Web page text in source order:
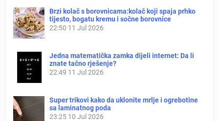
Brzi kolač s borovnicama:kolač koji spaja prhko
tijesto, bogatu kremu i sočne borovnice
22:50 11 Jul 2026
Jedna matematička zamka dijeli internet: Da li
znate tačno rješenje?
22:49 11 Jul 2026
Super trikovi kako da uklonite mrlje i ogrebotine
sa laminatnog poda
23:25 10 Jul 2026